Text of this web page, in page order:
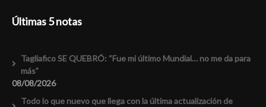
Últimas 5 notas
Tagliafico SE QUEBRÓ: “Fue mi último Mundial… no me da para
más”
08/08/2026
Todo lo que nuevo que llega con la última actualización de